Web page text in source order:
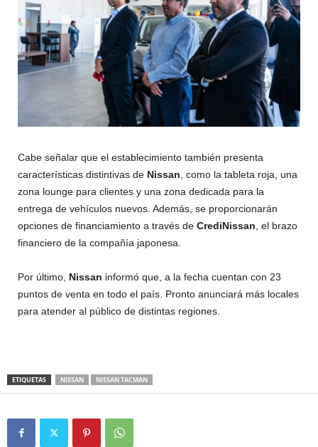
Cabe señalar que el establecimiento también presenta
características distintivas de Nissan, como la tableta roja, una
zona lounge para clientes y una zona dedicada para la
entrega de vehículos nuevos. Además, se proporcionarán
opciones de financiamiento a través de CrediNissan, el brazo
financiero de la compañía japonesa.
Por último, Nissan informó que, a la fecha cuentan con 23
puntos de venta en todo el país. Pronto anunciará más locales
para atender al público de distintas regiones.
ETIQUETAS NISSAN NISSAN TACMAN